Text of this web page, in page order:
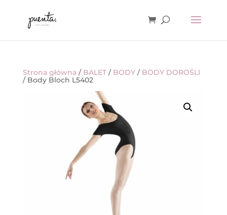
Strona główna / BALET/ BODY/ BODY DOROŚLI
/ Body Bloch L5402